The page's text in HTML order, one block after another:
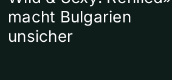
macht Bulgarien
unsicher